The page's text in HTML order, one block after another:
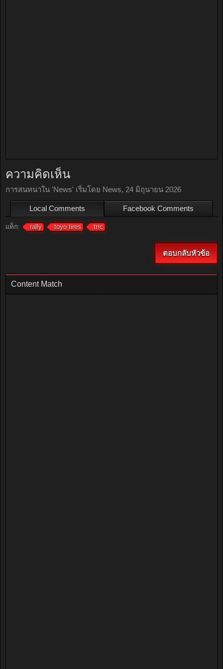
ความคิดเห็น
การสนทนาใน 'News' เริ่มโดย News, 24 มิถุนายน 2026
Local Comments Facebook Comments
แท็ก: rally toyo tires trrc
ตอบกลับหัวข้อ
Content Match